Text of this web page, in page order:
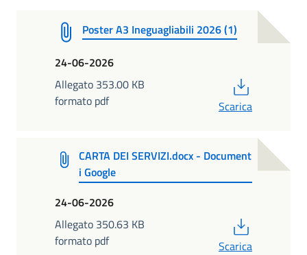
Poster A3 Ineguagliabili 2026 (1)
24-06-2026
Allegato 353.00 KB
formato pdf
Scarica
CARTA DEI SERVIZI.docx - Document
i Google
24-06-2026
Allegato 350.63 KB
formato pdf
Scarica